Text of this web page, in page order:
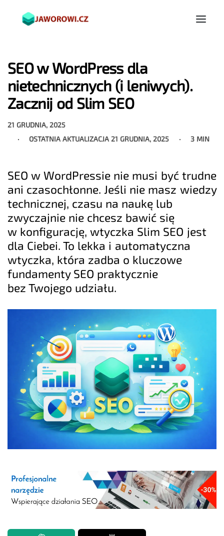
SEO w WordPress dla
nietechnicznych (i leniwych).
Zacznij od Slim SEO
21 GRUDNIA, 2025
OSTATNIA AKTUALIZACJA 21 GRUDNIA, 2025 3 MIN
SEO w WordPressie nie musi być trudne
ani czasochłonne. Jeśli nie masz wiedzy
technicznej, czasu na naukę lub
zwyczajnie nie chcesz bawić się
w konfigurację, wtyczka Slim SEO jest
dla Ciebei. To lekka i automatyczna
wtyczka, która zadba o kluczowe
fundamenty SEO praktycznie
bez Twojego udziału.